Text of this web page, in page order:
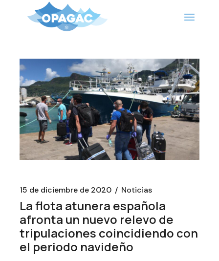
contenido
15 de diciembre de 2020 Noticias
La flota atunera española
afronta un nuevo relevo de
tripulaciones coincidiendo con
el periodo navideño